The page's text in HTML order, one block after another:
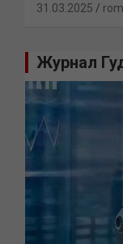
31.03.2025
Журнал